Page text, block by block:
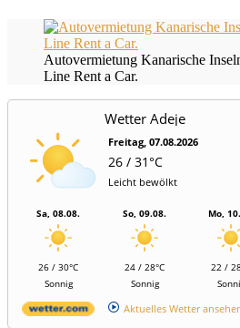
Autovermietung Kanarische
Line Rent a Car.
Wetter Adeje
Freitag, 07.08.2026
26 / 31°C
Leicht bewölkt
Sa, 08.08.
26 / 30°C
Sonnig
So, 09.08.
24 / 28°C
Sonnig
Mo,
22 /
Aktuelles Wetter